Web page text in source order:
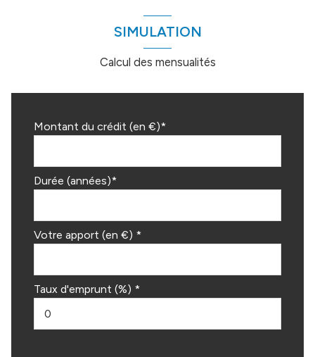
SIMULATION
Calcul des mensualités
Montant du crédit (en €)*
Durée (années)*
Votre apport (en €) *
Taux d'emprunt (%) *